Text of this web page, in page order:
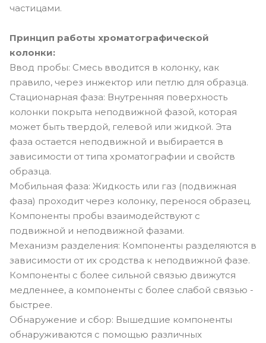
частицами.
Принцип работы хроматографической
колонки:
Ввод пробы: Смесь вводится в колонку, как
правило, через инжектор или петлю для образца.
Стационарная фаза: Внутренняя поверхность
колонки покрыта неподвижной фазой, которая
может быть твердой, гелевой или жидкой. Эта
фаза остается неподвижной и выбирается в
зависимости от типа хроматографии и свойств
образца.
Мобильная фаза: Жидкость или газ (подвижная
фаза) проходит через колонку, перенося образец.
Компоненты пробы взаимодействуют с
подвижной и неподвижной фазами.
Механизм разделения: Компоненты разделяются в
зависимости от их сродства к неподвижной фазе.
Компоненты с более сильной связью движутся
медленнее, а компоненты с более слабой связью -
быстрее.
Обнаружение и сбор: Вышедшие компоненты
обнаруживаются с помощью различных